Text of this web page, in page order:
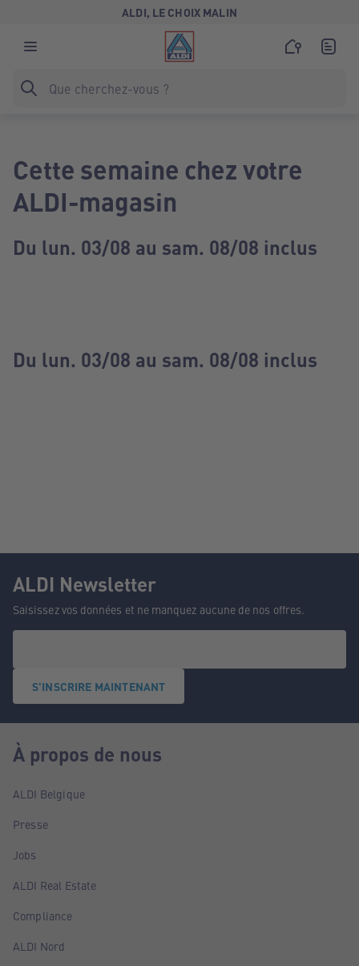
ALDI, LE CHOIX MALIN
Cette semaine chez votre
ALDI-magasin
Du lun. 03/08 au sam. 08/08 inclus
Du lun. 03/08 au sam. 08/08 inclus
ALDI Newsletter
Saisissez vos données et ne manquez aucune de nos offres.
S'INSCRIRE MAINTENANT
À propos de nous
ALDI Belgique
Presse
Jobs
ALDI Real Estate
Compliance
ALDI Nord